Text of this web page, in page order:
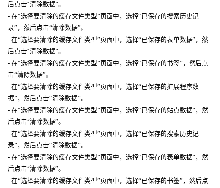
后点击“清除数据”。
- 在“选择要清除的缓存文件类型”页面中，选择“已保存的搜索历史记
录”，然后点击“清除数据”。
- 在“选择要清除的缓存文件类型”页面中，选择“已保存的表单数据”，然
后点击“清除数据”。
- 在“选择要清除的缓存文件类型”页面中，选择“已保存的书签”，然后点
击“清除数据”。
- 在“选择要清除的缓存文件类型”页面中，选择“已保存的扩展程序数
据”，然后点击“清除数据”。
- 在“选择要清除的缓存文件类型”页面中，选择“已保存的站点数据”，然
后点击“清除数据”。
- 在“选择要清除的缓存文件类型”页面中，选择“已保存的搜索历史记
录”，然后点击“清除数据”。
- 在“选择要清除的缓存文件类型”页面中，选择“已保存的表单数据”，然
后点击“清除数据”。
- 在“选择要清除的缓存文件类型”页面中，选择“已保存的书签”，然后点